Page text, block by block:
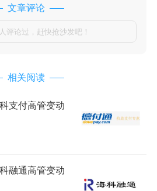
文章评论
评论过，赶快抢沙发吧！
相关阅读
支付高管变动
融通高管变动